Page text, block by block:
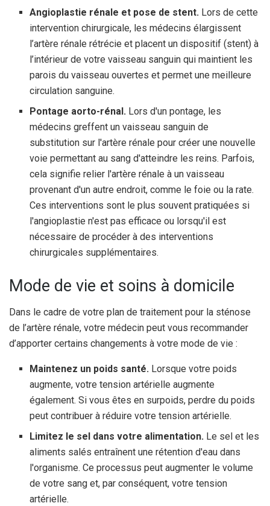
Angioplastie rénale et pose de stent. Lors de cette
intervention chirurgicale, les médecins élargissent
l’artère rénale rétrécie et placent un dispositif (stent) à
l’intérieur de votre vaisseau sanguin qui maintient les
parois du vaisseau ouvertes et permet une meilleure
circulation sanguine.
Pontage aorto-rénal. Lors d'un pontage, les
médecins greffent un vaisseau sanguin de
substitution sur l'artère rénale pour créer une nouvelle
voie permettant au sang d'atteindre les reins. Parfois,
cela signifie relier l'artère rénale à un vaisseau
provenant d'un autre endroit, comme le foie ou la rate.
Ces interventions sont le plus souvent pratiquées si
l'angioplastie n'est pas efficace ou lorsqu'il est
nécessaire de procéder à des interventions
chirurgicales supplémentaires.
Mode de vie et soins à domicile
Dans le cadre de votre plan de traitement pour la sténose
de l’artère rénale, votre médecin peut vous recommander
d’apporter certains changements à votre mode de vie :
Maintenez un poids santé. Lorsque votre poids
augmente, votre tension artérielle augmente
également. Si vous êtes en surpoids, perdre du poids
peut contribuer à réduire votre tension artérielle.
Limitez le sel dans votre alimentation. Le sel et les
aliments salés entraînent une rétention d'eau dans
l'organisme. Ce processus peut augmenter le volume
de votre sang et, par conséquent, votre tension
artérielle.